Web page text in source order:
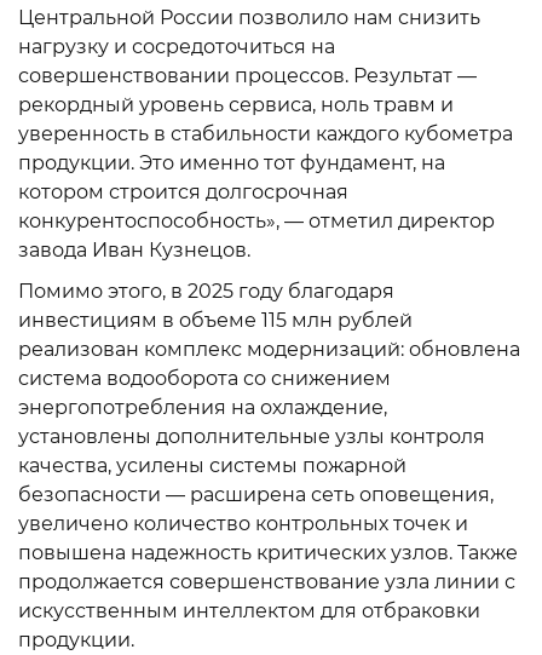
Центральной России позволило нам снизить
нагрузку и сосредоточиться на
совершенствовании процессов. Результат —
рекордный уровень сервиса, ноль травм и
уверенность в стабильности каждого кубометра
продукции. Это именно тот фундамент, на
котором строится долгосрочная
конкурентоспособность», — отметил директор
завода Иван Кузнецов.
Помимо этого, в 2025 году благодаря
инвестициям в объеме 115 млн рублей
реализован комплекс модернизаций: обновлена
система водооборота со снижением
энергопотребления на охлаждение,
установлены дополнительные узлы контроля
качества, усилены системы пожарной
безопасности — расширена сеть оповещения,
увеличено количество контрольных точек и
повышена надежность критических узлов. Также
продолжается совершенствование узла линии с
искусственным интеллектом для отбраковки
продукции.